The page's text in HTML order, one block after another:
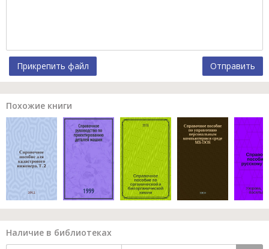
Прикрепить файл Отправить
Похожие книги
Наличие в библиотеках